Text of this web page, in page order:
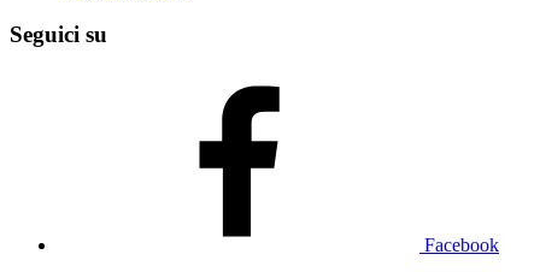
Seguici su
Facebook